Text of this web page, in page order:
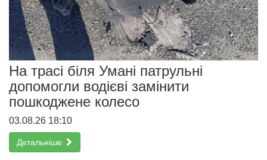
На трасі біля Умані патрульні
допомогли водієві замінити
пошкоджене колесо
03.08.26 18:10
Детальніше